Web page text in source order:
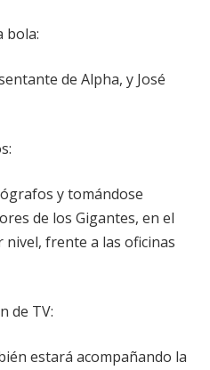
bola:
de Alpha, y José
y tomándose
de los Gigantes, en el
frente a las oficinas
de TV:
estará acompañando la